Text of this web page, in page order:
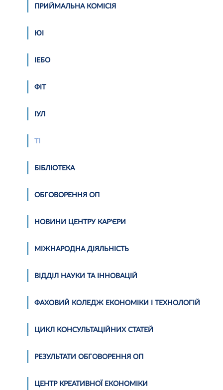
ПРИЙМАЛЬНА КОМІСІЯ
ЮІ
ІЕБО
ФІТ
ІУЛ
БІБЛІОТЕКА
ОБГОВОРЕННЯ ОП
НОВИНИ ЦЕНТРУ КАР'ЄРИ
МІЖНАРОДНА ДІЯЛЬНІСТЬ
ВІДДІЛ НАУКИ ТА ІННОВАЦІЙ
ФАХОВИЙ КОЛЕДЖ ЕКОНОМІКИ І ТЕХНОЛОГІЙ
ЦИКЛ КОНСУЛЬТАЦІЙНИХ СТАТЕЙ
РЕЗУЛЬТАТИ ОБГОВОРЕННЯ ОП
ЦЕНТР КРЕАТИВНОЇ ЕКОНОМІКИ